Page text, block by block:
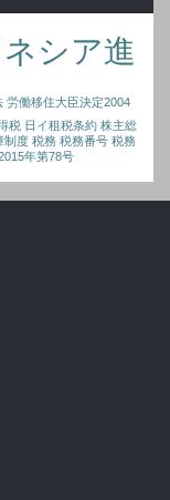
シア進
労働移住大臣決定2004
税 日イ租税条約 株主総
制度 税務 税務番号 税務
年第78号